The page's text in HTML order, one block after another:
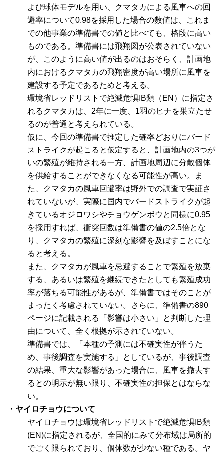
よび球体モデルを用い、クマタカによる風車への回
避率について0.98を採用した場合の数値は、これま
での他事業の準備書での値と比べても、格段に高い
ものである。準備書には飛翔図が公表されていない
が、このように高い値が出るのはおそらく、計画地
内におけるクマタカの飛翔密度が高い場所に風車を
建設する予定であるためと考える。
環境省レッドリストで絶滅危惧IB類（EN）に指定さ
れるクマタカは、2年に一度、1羽のヒナを巣立たせ
るのが普通と考えられている。
仮に、今回の準備書で推定した確率どおりにバード
ストライクが起こると仮定すると、計画地内の3つが
いの繁殖が維持される一方、計画地周辺に分散個体
を供給することができなくなる可能性が高い。ま
た、クマタカの風車回避率は野外での調査で実証さ
れていないが、実際に国内でバードストライクが起
きているオジロワシやチョウゲンボウと同様に0.95
を採用すれば、衝突回数は準備書の値の2.5倍とな
り、クマタカの繁殖に深刻な影響を及ぼすことにな
ると考える。
また、クマタカが風車を忌避することで繁殖を放棄
する、あるいは繁殖を継続できたとしても繁殖成功
率が落ちる可能性があるが、準備書ではそのことが
まったく考慮されていない。さらに、準備書の890
ページに記載される「影響は小さい」と判断した理
由について、全く根拠が示されていない。
準備書では、「本種の予測には不確実性が伴うた
め、事後調査を実施する」としているが、事後調査
の結果、重大な影響があった場合に、風車を撤去す
るとの明示が無い限り、不確実性の担保とはならな
い。
・ヤイロチョウについて
ヤイロチョウは環境省レッドリストで絶滅危惧IB類
(EN)に指定されるが、全国的にみて分布域は局所的
でごく限られており、個体数が少ない種である。ヤ